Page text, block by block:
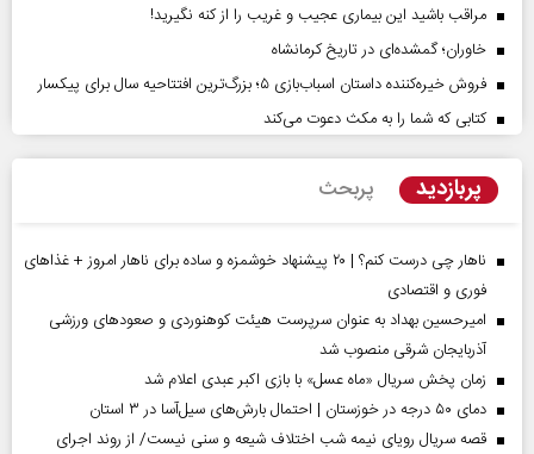
مراقب باشید این بیماری عجیب و غریب را از کنه نگیرید!
خاوران؛ گمشده‌ای در تاریخ کرمانشاه
فروش خیره‌کننده داستان اسباب‌بازی ۵؛ بزرگ‌ترین افتتاحیه سال برای پیکسار
کتابی که شما را به مکث دعوت می‌کند
پربازدید پربحث
ناهار چی درست کنم؟ | ۲۰ پیشنهاد خوشمزه و ساده برای ناهار امروز + غذاهای
فوری و اقتصادی
امیرحسین بهداد به عنوان سرپرست هیئت کوهنوردی و صعودهای ورزشی
آذربایجان شرقی منصوب شد
زمان پخش سریال «ماه عسل» با بازی اکبر عبدی اعلام شد
دمای ۵۰ درجه در خوزستان | احتمال بارش‌های سیل‌آسا در ۳ استان
قصه سریال رویای نیمه شب اختلاف شیعه و سنی نیست/ از روند اجرای